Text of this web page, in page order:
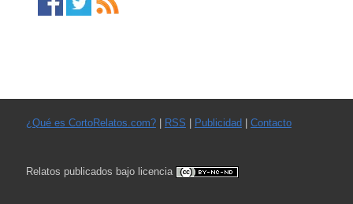
¿Qué es CortoRelatos.com?| RSS Publicidad Contacto
Relatos publicados bajo licencia